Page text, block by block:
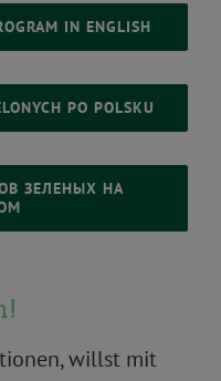
IN ENGLISH
PO POLSKU
ЗЕЛЕНЫХ НА
willst mit